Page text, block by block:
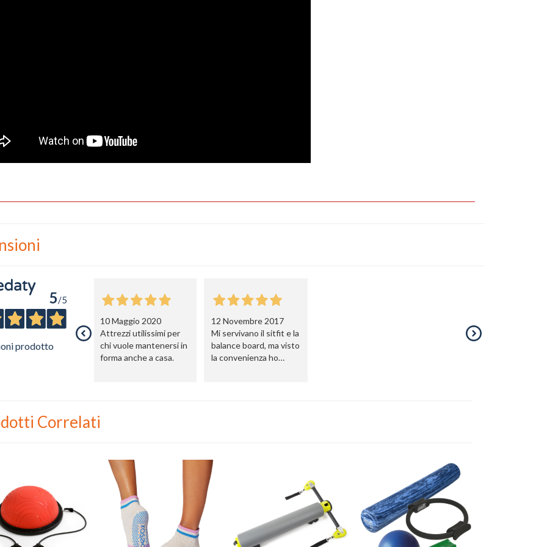
5/5
prodotto
10 Maggio 2020
Attrezzi utilissimi per
chi vuole mantenersi in
forma anche a casa.
12 Novembre 2017
Mi servivano il sitfit e la
balance board, ma visto
la convenienza ho
Correlati